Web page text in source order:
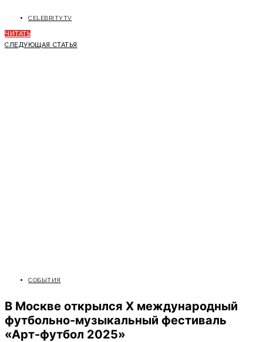
CELEBRITYTV
ЧИТАТЬ
СЛЕДУЮЩАЯ СТАТЬЯ
СОБЫТИЯ
В Москве открылся X международный
футбольно-музыкальный фестиваль
«Арт-футбол 2025»